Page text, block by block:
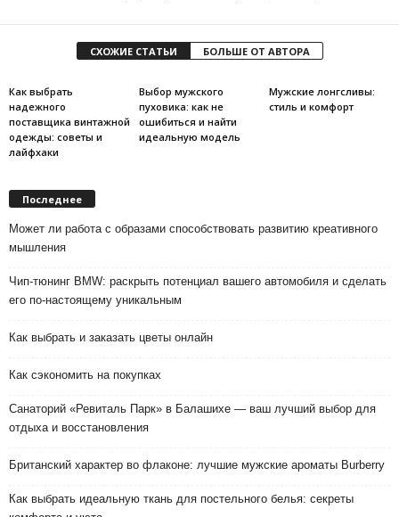
СХОЖИЕ СТАТЬИ БОЛЬШЕ ОТ АВТОРА
Как выбрать
надежного
поставщика винтажной
одежды: советы и
лайфхаки
Выбор мужского
пуховика: как не
ошибиться и найти
идеальную модель
Мужские лонгсливы:
стиль и комфорт
Последнее
Может ли работа с образами способствовать развитию креативного
мышления
Чип-тюнинг BMW: раскрыть потенциал вашего автомобиля и сделать
его по-настоящему уникальным
Как выбрать и заказать цветы онлайн
Как сэкономить на покупках
Санаторий «Ревиталь Парк» в Балашихе — ваш лучший выбор для
отдыха и восстановления
Британский характер во флаконе: лучшие мужские ароматы Burberry
Как выбрать идеальную ткань для постельного белья: секреты